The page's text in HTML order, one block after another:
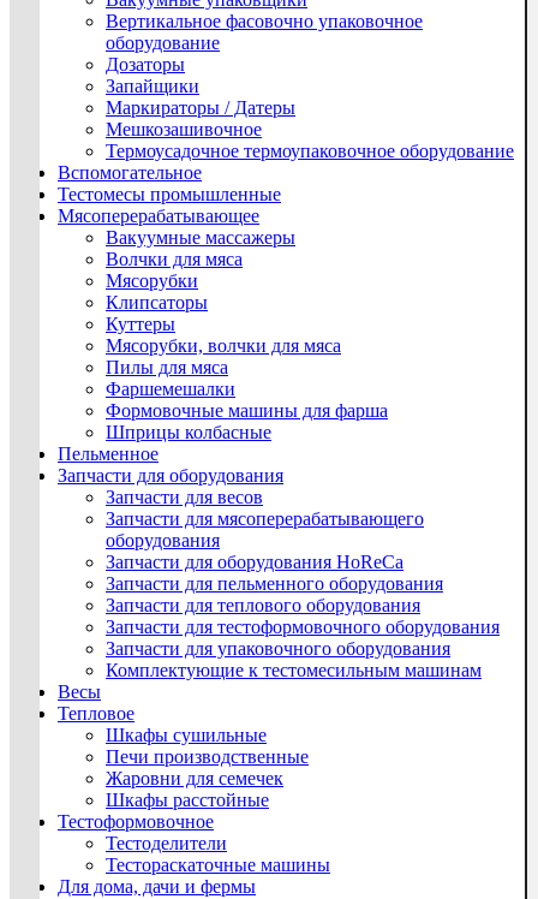
Вертикальное фасовочно упаковочное
оборудование
Дозаторы
Запайщики
Маркираторы / Датеры
Мешкозашивочное
Термоусадочное термоупаковочное оборудование
Вспомогательное
Тестомесы промышленные
Мясоперерабатывающее
Вакуумные массажеры
Волчки для мяса
Мясорубки
Клипсаторы
Куттеры
Мясорубки, волчки для мяса
Пилы для мяса
Фаршемешалки
Формовочные машины для фарша
Шприцы колбасные
Пельменное
Запчасти для оборудования
Запчасти для весов
Запчасти для мясоперерабатывающего
оборудования
Запчасти для оборудования HoReCa
Запчасти для пельменного оборудования
Запчасти для теплового оборудования
Запчасти для тестоформовочного оборудования
Запчасти для упаковочного оборудования
Комплектующие к тестомесильным машинам
Весы
Тепловое
Шкафы сушильные
Печи производственные
Жаровни для семечек
Шкафы расстойные
Тестоформовочное
Тестоделители
Тестораскаточные машины
Для дома, дачи и фермы